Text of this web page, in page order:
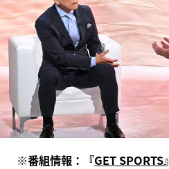
※番組情報：『GET SPORTS』